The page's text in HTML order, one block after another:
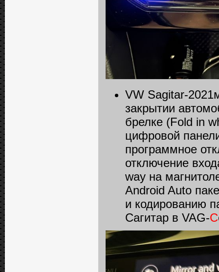
VW Sagitar-
закрытии
брелке (Fold in
цифровой
программное
отключение
way на
Android Auto
и кодированию
Сагитар в VAG-C